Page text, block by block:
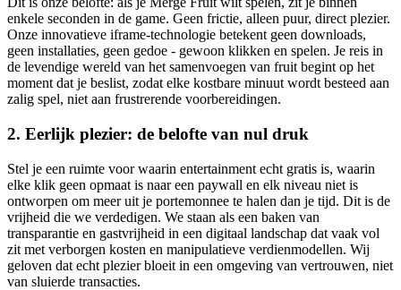
enkele seconden in de game. Geen frictie, alleen puur, direct plezier.
Onze innovatieve iframe-technologie betekent geen downloads,
geen installaties, geen gedoe - gewoon klikken en spelen. Je reis in
de levendige wereld van het samenvoegen van fruit begint op het
moment dat je beslist, zodat elke kostbare minuut wordt besteed aan
zalig spel, niet aan frustrerende voorbereidingen.
2. Eerlijk plezier: de belofte van nul druk
Stel je een ruimte voor waarin entertainment echt gratis is, waarin
elke klik geen opmaat is naar een paywall en elk niveau niet is
ontworpen om meer uit je portemonnee te halen dan je tijd. Dit is de
vrijheid die we verdedigen. We staan als een baken van
transparantie en gastvrijheid in een digitaal landschap dat vaak vol
zit met verborgen kosten en manipulatieve verdienmodellen. Wij
geloven dat echt plezier bloeit in een omgeving van vertrouwen, niet
van sluierde transacties.